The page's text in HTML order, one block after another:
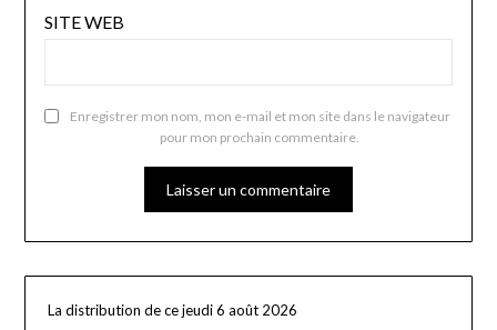
SITE WEB
Enregistrer mon nom, mon e-mail et mon site dans le navigateur
pour mon prochain commentaire.
La distribution de ce jeudi 6 août 2026